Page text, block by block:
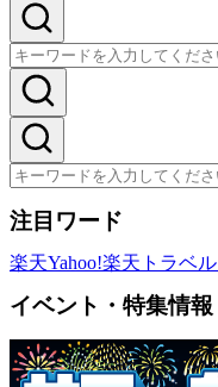
注目ワード
楽天Yahoo!楽天トラベル
イベント・特集情報